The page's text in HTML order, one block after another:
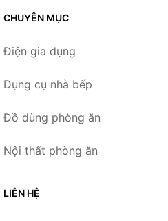
CHUYÊN MỤC
Điện gia dụng
Dụng cụ nhà bếp
Đồ dùng phòng ăn
Nội thất phòng ăn
LIÊN HỆ